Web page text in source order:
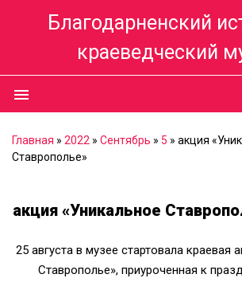
Благодарненский
краеведческий
menu
Главная » 2022 » Сентябрь » 5 » акция
Ставрополье»
акция «Уникальное
25 августа в музее стартовала краевая
Ставрополье», приуроченная к